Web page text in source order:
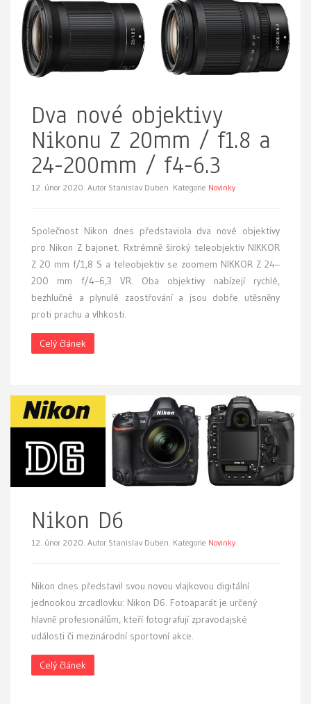
Dva nové objektivy
Nikonu Z 20mm / f1.8 a
24-200mm / f4-6.3
12. únor 2020. Autor Stanislav Duben. Kategorie Novinky
Společnost Nikon dnes představiola dva nové objektivy
pro Nikon Z bajonet. Rxtrémně široký teleobjektiv NIKKOR
Z 20 mm f/1,8 S a teleobjektiv se zoomem NIKKOR Z 24–
200 mm f/4–6,3 VR. Oba objektivy nabízejí rychlé,
bezhlučné a plynulé zaostřování a jsou dobře utěsněny
proti prachu a vlhkosti.
Celý článek
Nikon D6
12. únor 2020. Autor Stanislav Duben. Kategorie Novinky
Nikon dnes představil svou novou vlajkovou digitální
jednookou zrcadlovku: Nikon D6. Fotoaparát je určený
hlavně profesionálům, kteří fotografují zpravodajské
události či mezinárodní sportovní akce.
Celý článek